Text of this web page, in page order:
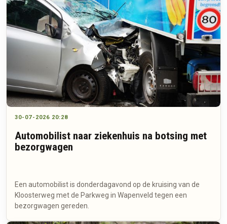
30-07-2026 20:28
Automobilist naar ziekenhuis na botsing met
bezorgwagen
Een automobilist is donderdagavond op de kruising van de
Kloosterweg met de Parkweg in Wapenveld tegen een
bezorgwagen gereden.